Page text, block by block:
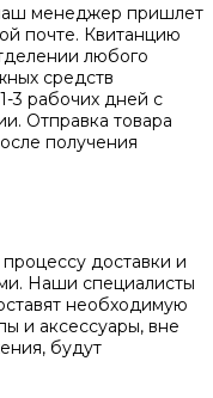
менеджер пришлет
почте. Квитанцию
любого
средств
3 рабочих дней с
Отправка товара
получения
доставки и
Наши специалисты
необходимую
и аксессуары, вне
будут